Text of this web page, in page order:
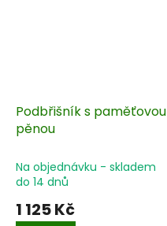
Podbřišník s paměťovou
pěnou
Na objednávku - skladem
do 14 dnů
1 125 Kč